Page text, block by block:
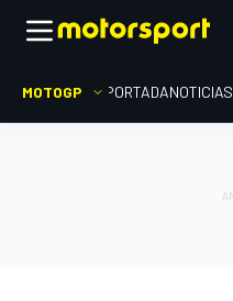
MOTOGP PORTADANOTICIAS